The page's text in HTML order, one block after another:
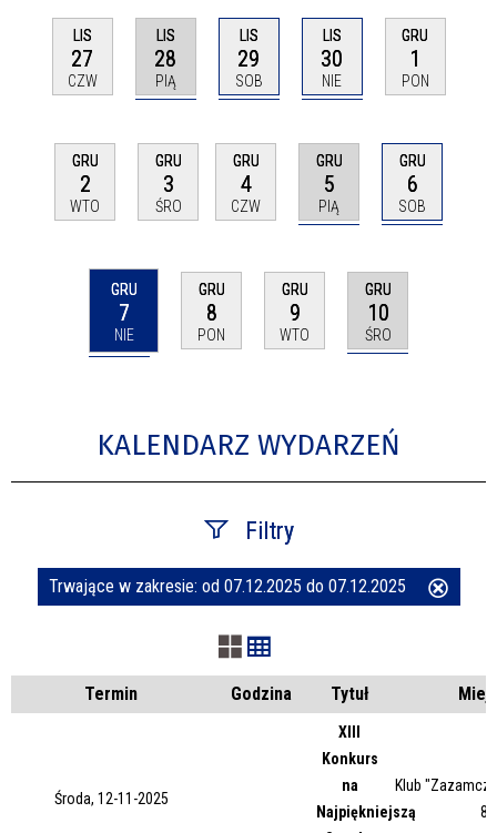
LIS
27
CZW
LIS
28
PIĄ
LIS
29
SOB
LIS
30
NIE
GRU
1
PON
GRU
2
WTO
GRU
3
ŚRO
GRU
4
CZW
GRU
5
PIĄ
GRU
6
SOB
GRU
7
NIE
GRU
8
PON
GRU
9
WTO
GRU
10
ŚRO
KALENDARZ WYDARZEŃ
Filtry
Szukana fraza
Kategoria
Trwające w zakresie: od 07.12.2025 do 07.12.2025
Termin Godzina Tytuł
Środa, 12-11-2025
XIII
Konkurs
na
Najpiękniejszą
Klub
87